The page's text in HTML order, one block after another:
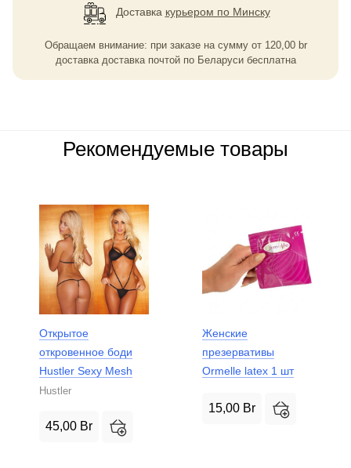
Доставка курьером по Минску
Обращаем внимание: при заказе на сумму от 120,00 br
доставка доставка почтой по Беларуси бесплатна
Рекомендуемые товары
Открытое
откровенное боди
Hustler Sexy Mesh
Hustler
45,00 Br
Женские
презервативы
Ormelle latex 1 шт
15,00 Br